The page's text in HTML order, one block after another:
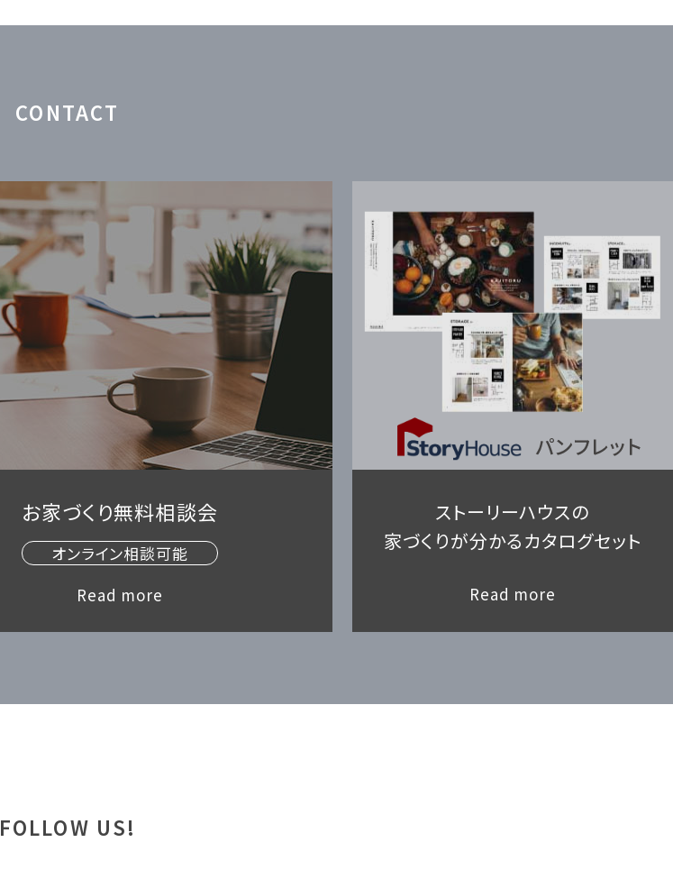
CONTACT
お家づくり無料相談会
オンライン相談可能
Read more
ストーリーハウスの
家づくりが分かるカタログセット
Read more
FOLLOW US!